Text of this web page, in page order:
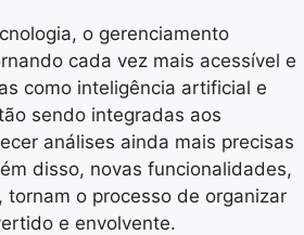
o gerenciamento
cada vez mais acessível e
como inteligência artificial e
sendo integradas aos
análises ainda mais precisas
disso, novas funcionalidades,
tornam o processo de organizar
e envolvente.